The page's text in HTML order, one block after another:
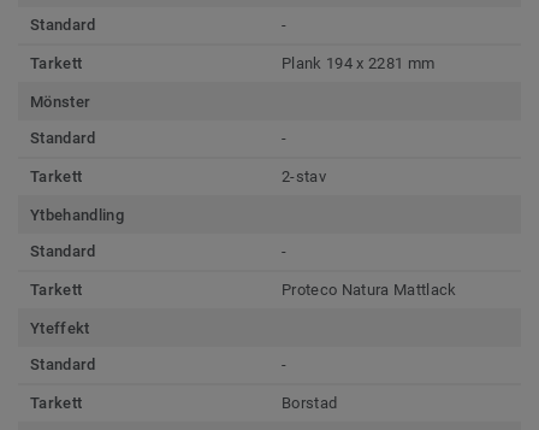
Standard
-
Tarkett Plank 194 x 2281 mm
Mönster
Standard
-
Tarkett 2-stav
Ytbehandling
Standard
-
Tarkett Proteco Natura Mattlack
Yteffekt
Standard
-
Tarkett Borstad